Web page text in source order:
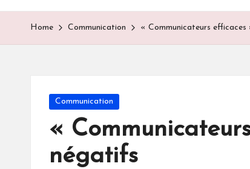
V
IB
Home Communication « Communicateurs
Posted
Communication
«
négatifs